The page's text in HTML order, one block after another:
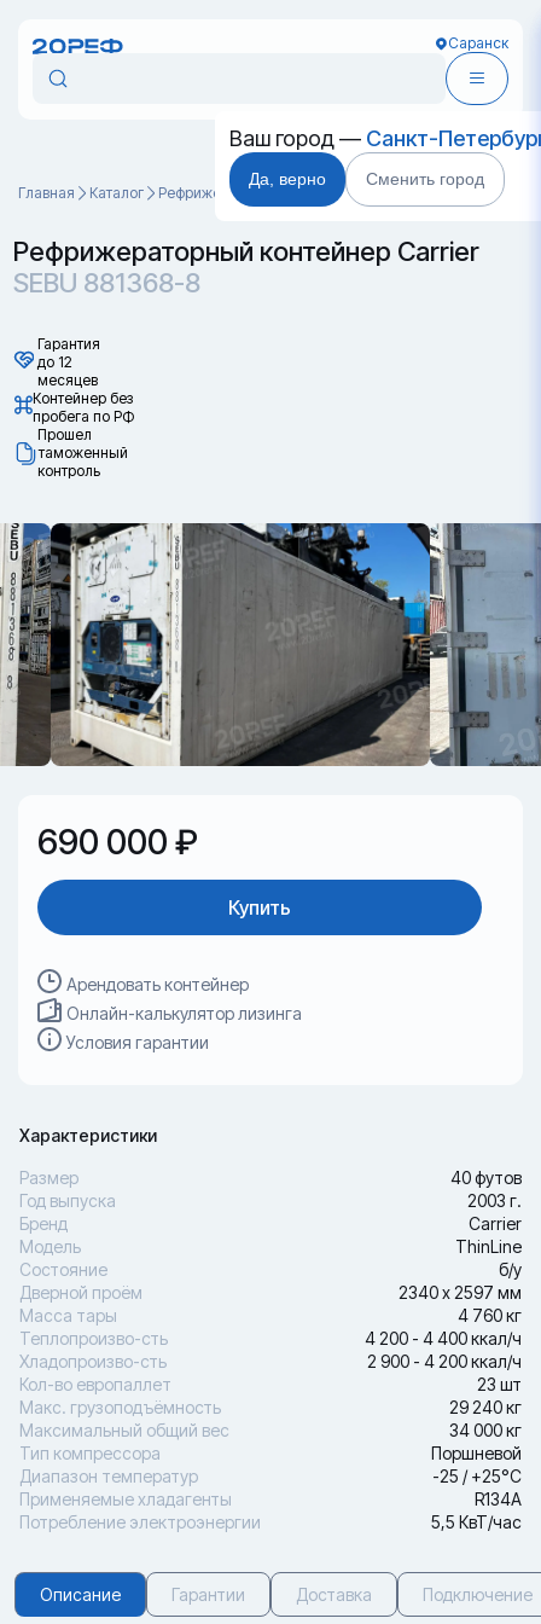
Саранск
Ваш город — Санкт-
Да, верно Сменить город
Главная Каталог Рефрижераторные контейнеры SEBU 881368-8
Рефрижераторный контейнер Carrier
SEBU 881368-8
Гарантия
до 12
месяцев
Контейнер без
пробега по РФ
Прошел
таможенный
контроль
690 000 ₽
Купить
Арендовать контейнер
Онлайн-калькулятор лизинга
Условия гарантии
Характеристики
Размер
40 футов
Год выпуска
2003 г.
Бренд
Carrier
Модель
ThinLine
Состояние
б/у
Дверной проём
2340 х 2597 мм
Масса тары
4 760 кг
Теплопроизво-сть
4 200 - 4 400 ккал/ч
Хладопроизво-сть
2 900 - 4 200 ккал/ч
Кол-во европаллет
23 шт
Макс. грузоподъёмность
29 240 кг
Максимальный общий вес
34 000 кг
Тип компрессора
Поршневой
Диапазон температур
-25 / +25°С
Применяемые хладагенты
R134A
Потребление электроэнергии
5,5 КвТ/час
Описание Гарантии Доставка Подключение